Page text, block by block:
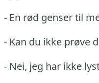
- En rød genser til
- Kan du ikke prøve
- Nei, jeg har ikke